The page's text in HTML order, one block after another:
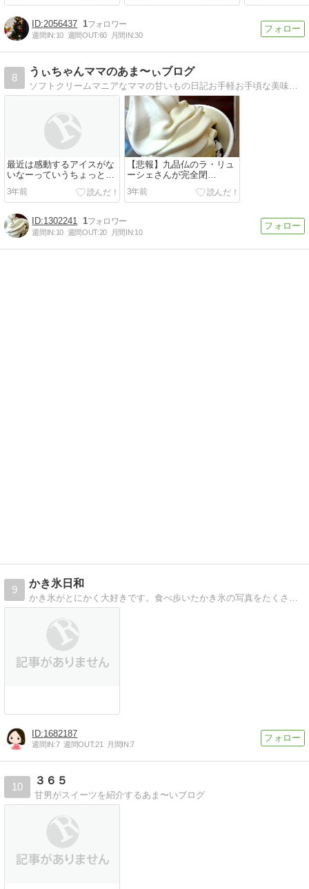
2056437 1
週間IN:10 週間OUT:60 月間IN:30
8
うぃちゃんママのあま〜ぃブログ
ソフトクリームマニアなママの甘いもの日記お手軽お手頃な美味しいスイーツをたくさん紹介してますょ
最近は感動するアイスがな
いなーっていうちょっと愚
痴な話
3年前
【悲報】九品仏のラ・リュ
ーシェさんが完全閉
店、、、
3年前
1302241 1
週間IN:10 週間OUT:20 月間IN:10
9
かき氷日和
かき氷がとにかく大好きです。食べ歩いたかき氷の写真をたくさんアップします。おうちでもかき氷を作っています。スイーツ、パンケーキ、その他グルメは時々登場です。
1682187
週間IN:7 週間OUT:21 月間IN:7
10
３６５
甘男がスイーツを紹介するあま〜いブログ